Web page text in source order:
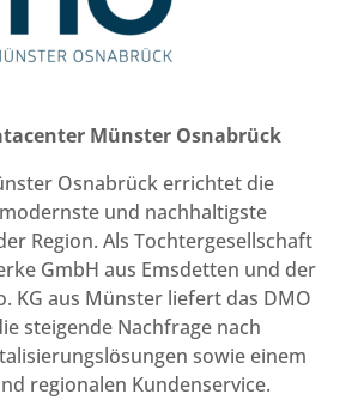
Münster Osnabrück
Osnabrück errichtet die
und nachhaltigste
Region. Als Tochtergesellschaft
GmbH aus Emsdetten und der
KG aus Münster liefert das DMO
steigende Nachfrage nach
sowie einem
regionalen Kundenservice.